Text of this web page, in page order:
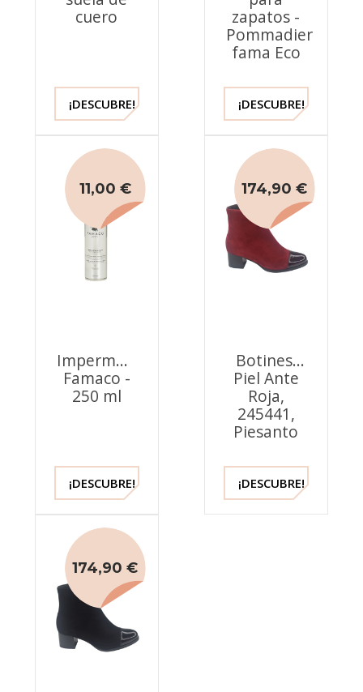
cuero
¡DESCUBRE!
zapatos -
Pommadier
fama Eco
¡DESCUBRE!
Impermeabilizante
Famaco -
250 ml
11,00 €
¡DESCUBRE!
Botines,
Piel Ante
Roja,
245441,
Piesanto
174,90 €
¡DESCUBRE!
174,90 €